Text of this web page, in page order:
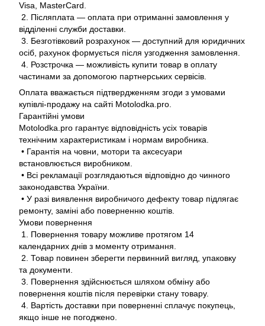
Visa, MasterCard.
2. Післяплата — оплата при отриманні замовлення у
відділенні служби доставки.
3. Безготівковий розрахунок — доступний для юридичних
осіб, рахунок формується після узгодження замовлення.
4. Розстрочка — можливість купити товар в оплату
частинами за допомогою партнерських сервісів.
Оплата вважається підтвердженням згоди з умовами
купівлі-продажу на сайті Motolodka.pro.
Гарантійні умови
Motolodka.pro гарантує відповідність усіх товарів
технічним характеристикам і нормам виробника.
• Гарантія на човни, мотори та аксесуари
встановлюється виробником.
• Всі рекламації розглядаються відповідно до чинного
законодавства України.
• У разі виявлення виробничого дефекту товар підлягає
ремонту, заміні або поверненню коштів.
Умови повернення
1. Повернення товару можливе протягом 14
календарних днів з моменту отримання.
2. Товар повинен зберегти первинний вигляд, упаковку
та документи.
3. Повернення здійснюється шляхом обміну або
повернення коштів після перевірки стану товару.
4. Вартість доставки при поверненні сплачує покупець,
якщо інше не погоджено.